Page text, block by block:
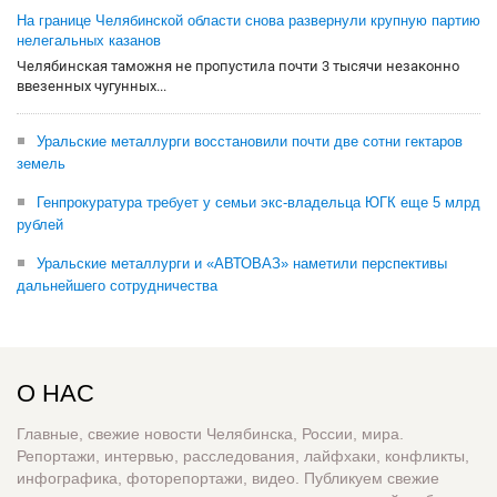
На границе Челябинской области снова развернули крупную партию
нелегальных казанов
Челябинская таможня не пропустила почти 3 тысячи незаконно
ввезенных чугунных...
Уральские металлурги восстановили почти две сотни гектаров
земель
Генпрокуратура требует у семьи экс-владельца ЮГК еще 5 млрд
рублей
Уральские металлурги и «АВТОВАЗ» наметили перспективы
дальнейшего сотрудничества
О НАС
Главные, свежие новости Челябинска, России, мира.
Репортажи, интервью, расследования, лайфхаки, конфликты,
инфографика, фоторепортажи, видео. Публикуем свежие